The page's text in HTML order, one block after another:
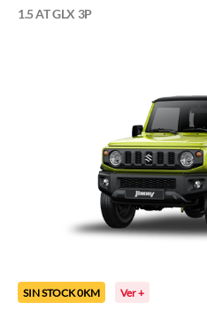
1.5 AT GLX 3P
SIN STOCK 0KM Ver +